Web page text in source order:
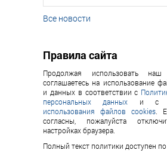
Все новости
Правила сайта
Продолжая использовать
соглашаетесь на использование
и данных в соответствии с
персональных данных и с
использования файлов cookies .
согласны, пожалуйста
настройках браузера.
Полный текст политики доступен по